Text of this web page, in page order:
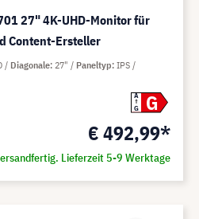
27" 4K-UHD-Monitor für
Content-Ersteller
A
G
G
€ 492,99*
Lieferzeit 5-9 Werktage
Diagonale 27" Paneltyp IPS